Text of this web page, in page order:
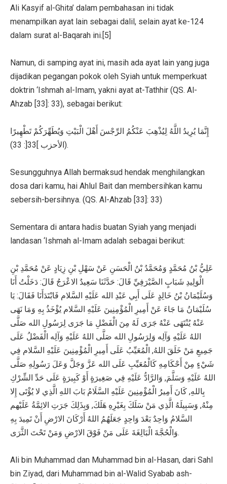
Ali Kasyif al-Ghita’ dalam pembahasan ini tidak
menampilkan ayat lain sebagai dalil, selain ayat ke-124
dalam surat al-Baqarah ini.[5]
Namun, di samping ayat ini, masih ada ayat lain yang juga
dijadikan pegangan pokok oleh Syiah untuk memperkuat
doktrin ‘Ishmah al-Imam, yakni ayat at-Tathhir (QS. Al-
Ahzab [33]: 33), sebagai berikut:
إِنَّمَا يُرِيدُ اللَّهُ لِيُذْهِبَ عَنْكُمُ الرِّجْسَ أَهْلَ الْبَيْتِ وَيُطَهِّرَكُمْ تَطْهِيرًا
(الأحزب ]33[: 33).
Sesungguhnya Allah bermaksud hendak menghilangkan
dosa dari kamu, hai Ahlul Bait dan membersihkan kamu
sebersih-bersihnya. (QS. Al-Ahzab [33]: 33)
Sementara di antara hadis buatan Syiah yang menjadi
landasan ‘Ishmah al-Imam adalah sebagai berikut:
عَلِيُّ بْنُ مُحَمَّدٍ وَمُحَمَّدُ بْنُ الْحَسَنِ عَنْ سَهْلِ بْنِ زِيَادٍ عَنْ مُحَمَّدِ بْنِ
الْوَلِيدِ شَبَابٍ الصَّيْرَفِيِّ قَالَ: حَدَّثَنَا سَعِيدٌ الاعْرَجُ قَالَ: دَخَلْتُ أَنَا
وَسُلَيْمَانُ بْنُ خَالِدٍ عَلَى أَبِي عَبْدِ الله عَلَيْهِ السَّلام فَابْتَدَأَنَا فَقَالَ: يَا
سُلَيْمَانُ مَا جَاءَ عَنْ أَمِيرِ الْمُؤْمِنِينَ عَلَيْهِ السَّلام يُؤْخَذُ بِهِ وَمَا نَهَى
عَنْهُ يُنْتَهَى عَنْهُ جَرَى لَهُ مِنَ الْفَضْلِ مَا جَرَى لِرَسُولِ الله صَلَّى
اللهُ عَلَيْهِ وَآلِه وَلِرَسُولِ الله صَلَّى اللهُ عَلَيْهِ وَآلِه الْفَضْلُ عَلَى
جَمِيعِ مَنْ خَلَقَ اللهُ, الْمُعَيِّبُ عَلَى أَمِيرِ الْمُؤْمِنِينَ عَلَيْهِ السَّلام فِي
شَيْءٍ مِنْ أَحْكَامِهِ كَالْمُعَيِّبِ عَلَى الله عَزَّ وَجَلَّ وَعَلَ رَسُولِهِ صَلَّى
اللهُ عَلَيْهِ وَسَلَّمَ, وَالرَّادُّ عَلَيْهِ فِي صَغِيرَةٍ أَوْ كَبِيرَةٍ عَلَى حَدِّ الشِّرْكِ
بِاللهِ, كَانَ أَمِيرُ الْمُؤْمِنِينَ عَلَيْهِ السَّلَامُ بَابَ اللهِ الَّذِي لا يُؤْتَى إِلا
مِنْهُ, وَسَبِيلَهُ الَّذِي مَنْ سَلَكَ بِغَيْرِهِ هَلَكَ, وَبِذَلِكَ جَرَتِ الائِمَّةُ عَلَيْهم
السَّلامُ وَاحِدٌ بَعْدَ وَاحِدٍ جَعَلَهُمُ اللهُ أَرْكَانَ الارْضِ أَنْ تَمِيدَ بِهِ
وَالْحُجَّةَ الْبَالِغَةَ عَلَى مَنْ فَوْقَ الارْضِ وَمَنْ تَحْتَ الثَّرَى.
Ali bin Muhammad dan Muhammad bin al-Hasan, dari Sahl
bin Ziyad, dari Muhammad bin al-Walid Syabab ash-